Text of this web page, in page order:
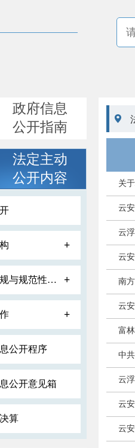
政府信息
公开指南
法定主动
公开内容
+
政策法规与规范性文件 +
+
公开程序
公开意见箱
算

关
云
云
云
南
云
富
中
云
云
云